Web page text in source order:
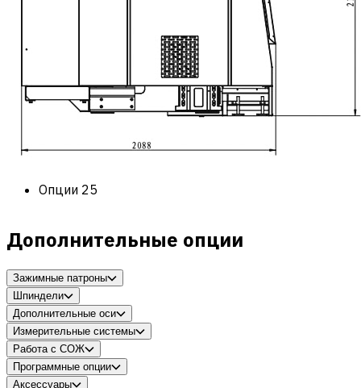
Опции 25
Дополнительные опции
Зажимные патроны
Шпиндели
Дополнительные оси
Измерительные системы
Работа с СОЖ
Программные опции
Аксессуары